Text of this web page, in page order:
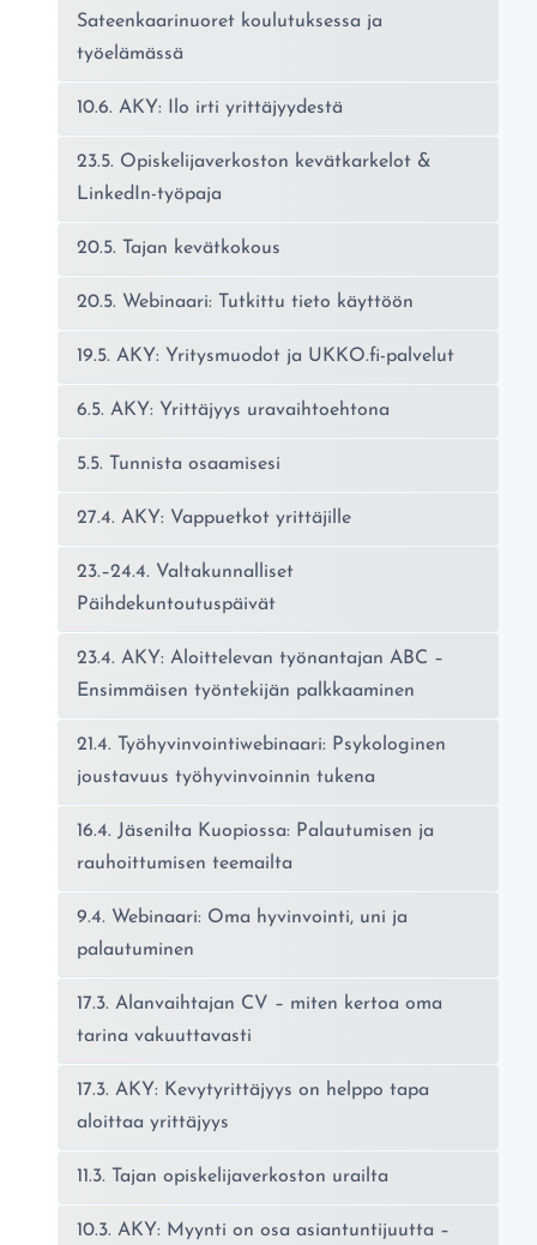
Sateenkaarinuoret koulutuksessa ja
työelämässä
10.6. AKY: Ilo irti yrittäjyydestä
23.5. Opiskelijaverkoston kevätkarkelot &
LinkedIn-työpaja
20.5. Tajan kevätkokous
20.5. Webinaari: Tutkittu tieto käyttöön
19.5. AKY: Yritysmuodot ja UKKO.fi-palvelut
6.5. AKY: Yrittäjyys uravaihtoehtona
5.5. Tunnista osaamisesi
27.4. AKY: Vappuetkot yrittäjille
23.–24.4. Valtakunnalliset
Päihdekuntoutuspäivät
23.4. AKY: Aloittelevan työnantajan ABC –
Ensimmäisen työntekijän palkkaaminen
21.4. Työhyvinvointiwebinaari: Psykologinen
joustavuus työhyvinvoinnin tukena
16.4. Jäsenilta Kuopiossa: Palautumisen ja
rauhoittumisen teemailta
9.4. Webinaari: Oma hyvinvointi, uni ja
palautuminen
17.3. Alanvaihtajan CV – miten kertoa oma
tarina vakuuttavasti
17.3. AKY: Kevytyrittäjyys on helppo tapa
aloittaa yrittäjyys
11.3. Tajan opiskelijaverkoston urailta
10.3. AKY: Myynti on osa asiantuntijuutta –